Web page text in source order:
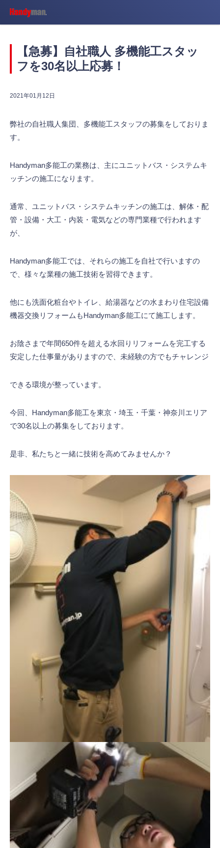
【急募】自社職人 多機能工スタッ
フを30名以上応募！
2021年01月12日
弊社の自社職人集団、多機能工スタッフの募集をしておりま
す。
Handyman多能工の業務は、主にユニットバス・システムキ
ッチンの施工になります。
通常、ユニットバス・システムキッチンの施工は、解体・配
管・設備・大工・内装・電気などの専門業種で行われます
が、
Handyman多能工では、それらの施工を自社で行いますの
で、様々な業種の施工技術を習得できます。
他にも洗面化粧台やトイレ、給湯器などの水まわり住宅設備
機器交換リフォームもHandyman多能工にて施工します。
お陰さまで年間650件を超える水回りリフォームを完工する
安定した仕事量がありますので、未経験の方でもチャレンジ
できる環境が整っています。
今回、Handyman多能工を東京・埼玉・千葉・神奈川エリア
で30名以上の募集をしております。
是非、私たちと一緒に技術を高めてみませんか？